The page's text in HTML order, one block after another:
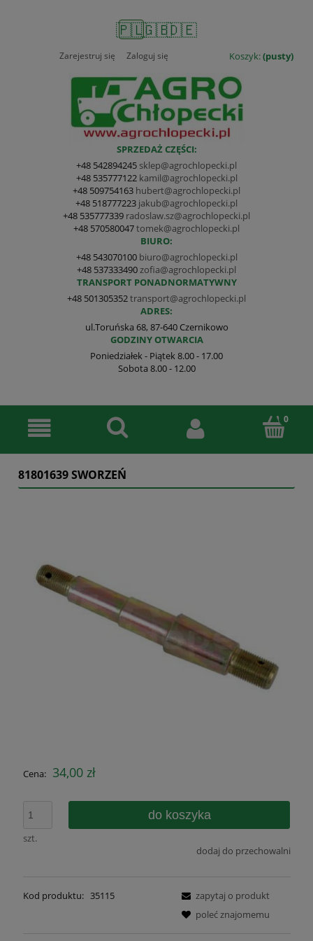
🇵🇱🇬🇧🇩🇪
Koszyk:(pusty)
Zarejestruj się Zaloguj się
SPRZEDAŻ CZĘŚCI:
+48 542894245 sklep@agrochlopecki.pl
+48 535777122 kamil@agrochlopecki.pl
+48 509754163 hubert@agrochlopecki.pl
+48 518777223 jakub@agrochlopecki.pl
+48 535777339 radoslaw.sz@agrochlopecki.pl
+48 570580047tomek@agrochlopecki.pl
BIURO:
+48 543070100 biuro@agrochlopecki.pl
+48 537333490 zofia@agrochlopecki.pl
TRANSPORT PONADNORMATYWNY
+48 501305352transport@agrochlopecki.pl
ADRES:
ul.Toruńska 68, 87-640 Czernikowo
GODZINY OTWARCIA
Poniedziałek - Piątek 8.00 - 17.00
Sobota 8.00 - 12.00
81801639 SWORZEŃ
Cena: 34,00 zł
szt.
do koszyka
dodaj do przechowalni
Kod produktu: 35115
zapytaj o produkt
poleć znajomemu